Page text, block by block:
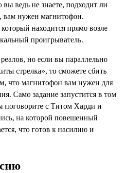
вы ведь не знаете, подходит ли
вам нужен магнитофон.
находится прямо возле
проигрыватель.
но если вы параллельно
стрелка», то сможете сбить
что магнитофон вам нужен для
Само задание запустится в том
поговорите с Титом Харди и
на которой повешенный
что готов к насилию и